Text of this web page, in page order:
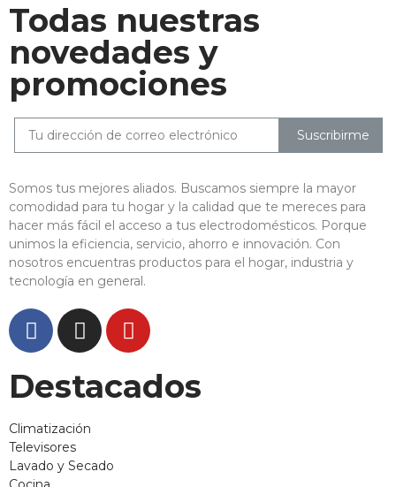
Todas nuestras
novedades y
promociones
Suscribirme
Somos tus mejores aliados. Buscamos siempre la mayor
comodidad para tu hogar y la calidad que te mereces para
hacer más fácil el acceso a tus electrodomésticos. Porque
unimos la eficiencia, servicio, ahorro e innovación. Con
nosotros encuentras productos para el hogar, industria y
tecnología en general.
Destacados
Climatización
Televisores
Lavado y Secado